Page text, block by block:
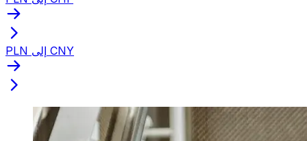
PLN إلى CNY